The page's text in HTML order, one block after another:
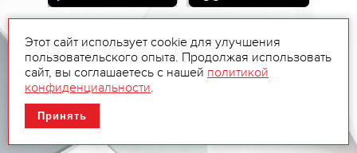
Этот сайт использует cookie для улучшения
пользовательского опыта. Продолжая использовать
сайт, вы соглашаетесь с нашей политикой
конфиденциальности.
Принять